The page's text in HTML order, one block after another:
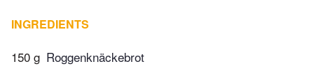
INGREDIENTS
150 g Roggenknäckebrot